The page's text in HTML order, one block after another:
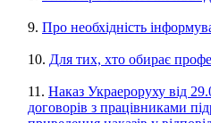
9. Про необхідність
10. Для тих, хто обирає
11. Наказ Украероруху від
договорів з працівниками